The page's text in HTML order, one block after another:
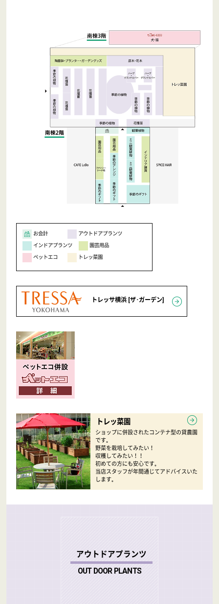
お会計
アウトドアプランツ
インドアプランツ
園芸用品
ペットエコ
トレッ菜園
トレッサ横浜 [ザ･ガーデン]
トレッ菜園
ショップに併設されたコンテナ型の貸農園
です｡
野菜を栽培してみたい！
収穫してみたい！！
初めての方にも安心です｡
当店スタッフが年間通じてアドバイスいた
します｡
アウトドアプランツ
OUT DOOR PLANTS